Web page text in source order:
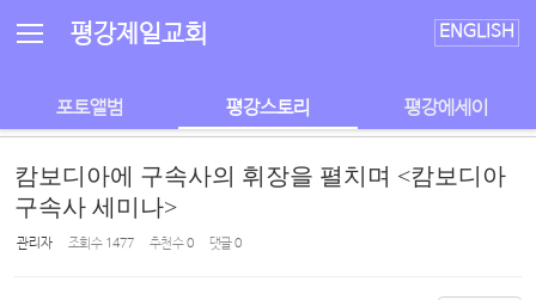
평강제일교회 ENGLISH
포토앨범 평강스토리 평강에세이
캄보디아에 구속사의 휘장을 펼치며 <캄보디아
구속사 세미나>
관리자 조회 수 1477 추천 수0 댓글0